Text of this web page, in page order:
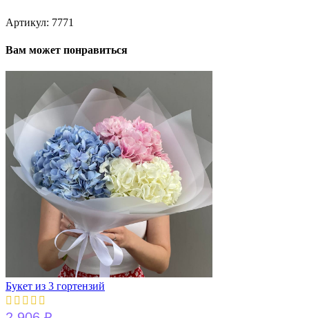
Артикул: 7771
Вам может понравиться
Букет из 3 гортензий